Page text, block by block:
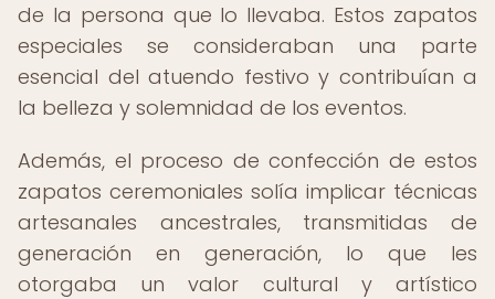
de la persona que lo llevaba. Estos zapatos
especiales se consideraban una parte
esencial del atuendo festivo y contribuían a
la belleza y solemnidad de los eventos.
Además, el proceso de confección de estos
zapatos ceremoniales solía implicar técnicas
artesanales ancestrales, transmitidas de
generación en generación, lo que les
otorgaba un valor cultural y artístico